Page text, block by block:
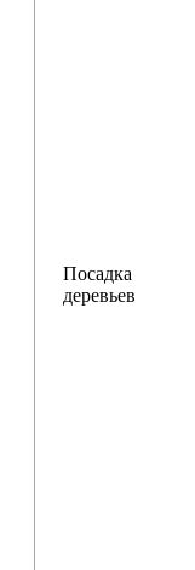
Посадка
деревьев